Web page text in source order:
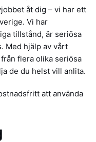
åt dig – vi har ett
Vi har
tillstånd, är seriösa
Med hjälp av vårt
flera olika seriösa
de du helst vill anlita.
att använda